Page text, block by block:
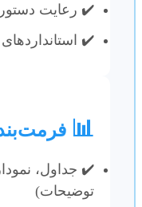
✔️ رعایت دستور
✔️ استانداردهای
📊فرمت‌بندی
✔️ جداول،
توضیحات)